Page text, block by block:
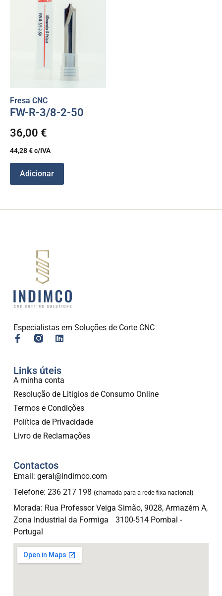
Fresa CNC
FW-R-3/8-2-50
36,00 €
44,28€c/IVA
Adicionar
Especialistas em Soluções de Corte CNC
Links úteis
A minha conta
Resolução de Litígios de Consumo Online
Termos e Condições
Política de Privacidade
Livro de Reclamações
Contactos
Email: geral@indimco.com
Telefone: 236 217 198 (chamada para a rede fixa nacional)
Morada: Rua Professor Veiga Simão, 9028, Armazém A,
Zona Industrial da Formiga 3100-514 Pombal -
Portugal